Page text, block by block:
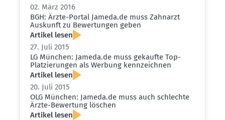
02. März 2016
BGH: Ärzte-Portal Jameda.​de muss Zahnarzt
Auskunft zu Bewer­tungen geben
Artikel lesen
27. Juli 2015
LG München: Jameda.​de muss gekaufte Top-
Platzie­rungen als Werbung kennzeichnen
Artikel lesen
20. Juli 2015
OLG München: Jameda.​de muss auch schlechte
Ärzte-Bewertung löschen
Artikel lesen